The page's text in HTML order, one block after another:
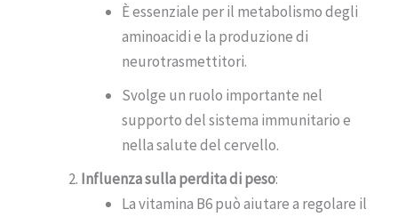
È essenziale per il metabolismo degli
aminoacidi e la produzione di
neurotrasmettitori.
Svolge un ruolo importante nel
supporto del sistema immunitario e
nella salute del cervello.
Influenza sulla perdita di peso:
La vitamina B6 può aiutare a regolare il